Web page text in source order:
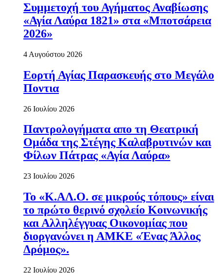
Συμμετοχή του Αγήματος Αναβίωσης
«Αγία Λαύρα 1821» στα «Μποτσάρεια
2026»
4 Αυγούστου 2026
Εορτή Αγίας Παρασκευής στο Μεγάλο
Ποντια
26 Ιουλίου 2026
Παντρολογήματα απο τη Θεατρική
Ομάδα της Στέγης Καλαβρυτινών και
Φίλων Πάτρας «Αγία Λαύρα»
23 Ιουλίου 2026
Το «Κ.ΑΛ.Ο. σε μικρούς τόπους» είναι
το πρώτο θερινό σχολείο Κοινωνικής
και Αλληλέγγυας Οικονομίας που
διοργανώνει η ΑΜΚΕ «Ένας Άλλος
Δρόμος».
22 Ιουλίου 2026